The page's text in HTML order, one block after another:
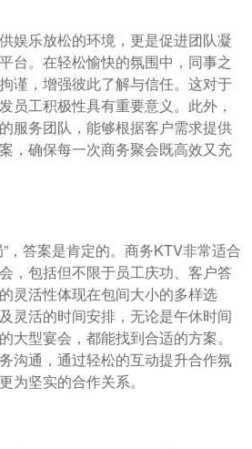
娱乐放松的环境，更是促进团队凝
台。在轻松愉快的氛围中，同事之
谨，增强彼此了解与信任。这对于
员工积极性具有重要意义。此外，
服务团队，能够根据客户需求提供
，确保每一次商务聚会既高效又充
，答案是肯定的。商务KTV非常适合
，包括但不限于员工庆功、客户答
灵活性体现在包间大小的多样选
灵活的时间安排，无论是午休时间
大型宴会，都能找到合适的方案。
沟通，通过轻松的互动提升合作氛
为坚实的合作关系。